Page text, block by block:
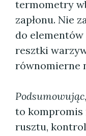
termometry
zapłonu. Nie
do elementów
resztki
równomierne
Podsumowując
to kompromis
rusztu,